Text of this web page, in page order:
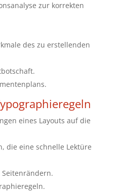
zur korrekten
des zu erstellenden
eines Layouts auf die
die eine schnelle Lektüre
Seitenrändern.